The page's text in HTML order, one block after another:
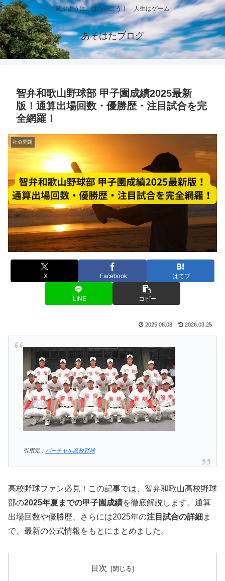
遊ぶように、はたらこう！ 人生はゲーム
あそはたブログ
智弁和歌山野球部 甲子園成績2025最新
版！通算出場回数・優勝歴・注目試合を完
全網羅！
社会問題
X Facebook はてブ
LINE コピー
2025.08.08 2026.03.25
引用元： バーチャル高校野球
高校野球ファン必見！この記事では、智弁和歌山高校野球
部の2025年夏までの甲子園成績を徹底解説します。通算
出場回数や優勝歴、さらには2025年の注目試合の詳細 ま
で、最新の公式情報をもとにまとめました。
目次